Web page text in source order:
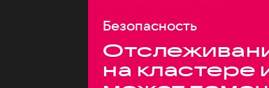
Безопасность
на кластере